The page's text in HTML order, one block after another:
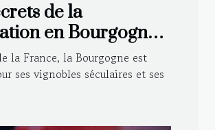
de la
en Bourgogne :
traditionnelles
la France, la Bourgogne est
ses vignobles séculaires et ses